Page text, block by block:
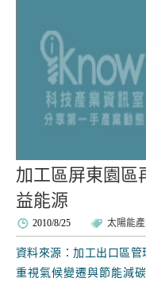
加工區屏東園區
益能源
2010/8/25 太陽能
資料來源：加工出口區管
重視氣候變遷與節能減